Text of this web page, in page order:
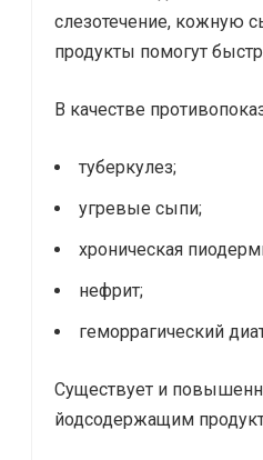
слезотечение, кожную
продукты помогут
В качестве
туберкулез;
угревые сыпи;
хроническая
нефрит;
геморрагический
Существует и
йодсодержащим